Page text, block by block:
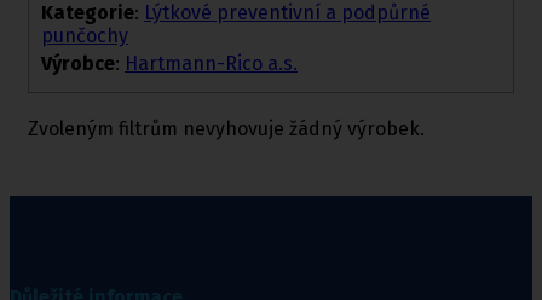
Kategorie: Lýtkové preventivní a podpůrné
punčochy
Výrobce: Hartmann-Rico a.s.
Zvoleným filtrům nevyhovuje žádný výrobek.